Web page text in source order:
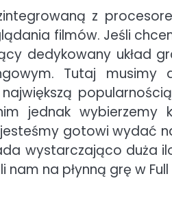
z
filmów. Jeśli
dedykowany układ
Tutaj musimy
jednak wybierzemy
gotowi wydać
wystarczająco duża
na płynną grę w Full